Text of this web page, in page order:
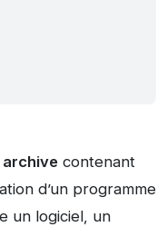
archive contenant
d’un programme
un logiciel, un